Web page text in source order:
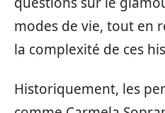
modes de vie, tout en
la complexité de ces
Historiquement, les